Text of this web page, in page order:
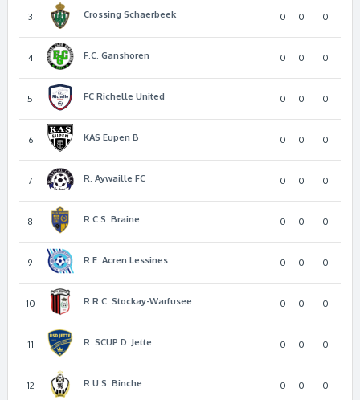
3 Crossing Schaerbeek 0 0 0
4 F.C. Ganshoren 0 0 0
5 FC Richelle United 0 0 0
6 KAS Eupen B 0 0 0
7 R. Aywaille FC 0 0 0
8 R.C.S. Braine 0 0 0
9 R.E. Acren Lessines 0 0 0
10 R.R.C. Stockay-Warfusee 0 0 0
11 R. SCUP D. Jette 0 0 0
12 R.U.S. Binche 0 0 0